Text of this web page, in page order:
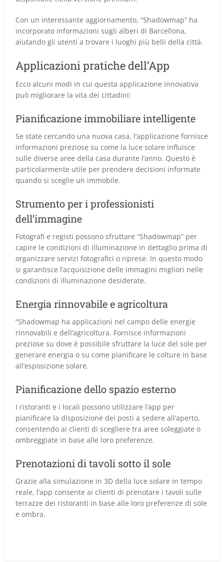
Con un interessante aggiornamento, “Shadowmap” ha
incorporato informazioni sugli alberi di Barcellona,
aiutando gli utenti a trovare i luoghi più belli della città.
Applicazioni pratiche dell’App
Ecco alcuni modi in cui questa applicazione innovativa
può migliorare la vita dei cittadini:
Pianificazione immobiliare intelligente
Se state cercando una nuova casa, l’applicazione fornisce
informazioni preziose su come la luce solare influisce
sulle diverse aree della casa durante l’anno. Questo è
particolarmente utile per prendere decisioni informate
quando si sceglie un immobile.
Strumento per i professionisti
dell’immagine
Fotografi e registi possono sfruttare “Shadowmap” per
capire le condizioni di illuminazione in dettaglio prima di
organizzare servizi fotografici o riprese. In questo modo
si garantisce l’acquisizione delle immagini migliori nelle
condizioni di illuminazione desiderate.
Energia rinnovabile e agricoltura
“Shadowmap ha applicazioni nel campo delle energie
rinnovabili e dell’agricoltura. Fornisce informazioni
preziose su dove è possibile sfruttare la luce del sole per
generare energia o su come pianificare le colture in base
all’esposizione solare.
Pianificazione dello spazio esterno
I ristoranti e i locali possono utilizzare l’app per
pianificare la disposizione dei posti a sedere all’aperto,
consentendo ai clienti di scegliere tra aree soleggiate o
ombreggiate in base alle loro preferenze.
Prenotazioni di tavoli sotto il sole
Grazie alla simulazione in 3D della luce solare in tempo
reale, l’app consente ai clienti di prenotare i tavoli sulle
terrazze dei ristoranti in base alle loro preferenze di sole
e ombra.